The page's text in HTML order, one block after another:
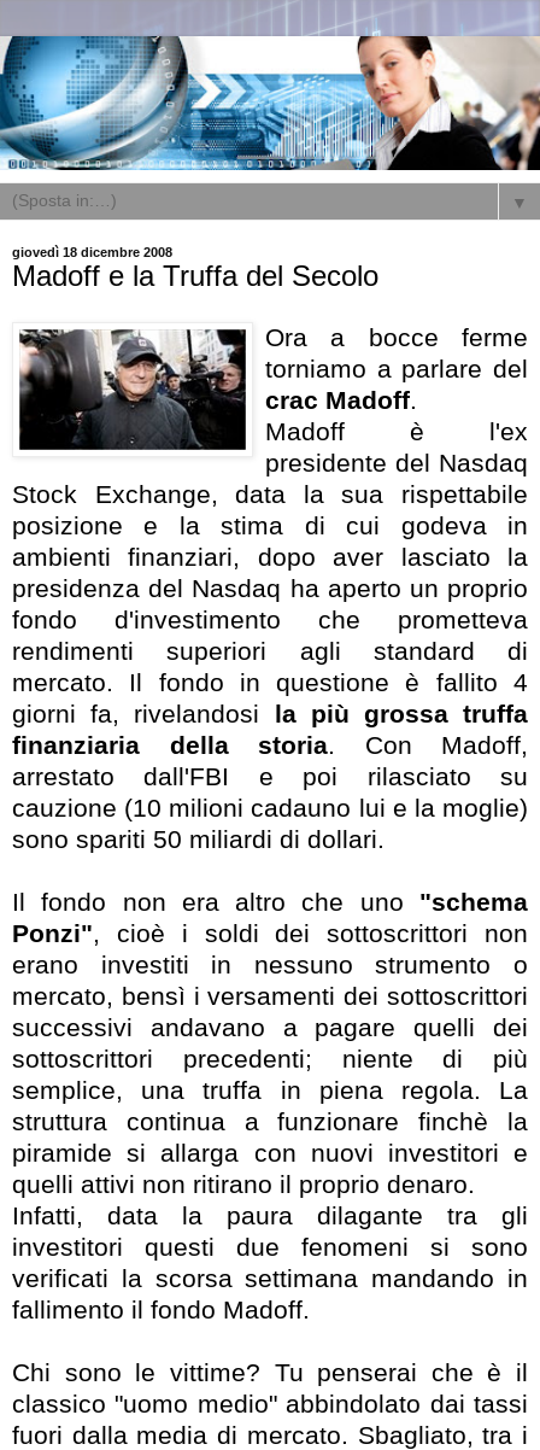
▼
giovedì 18 dicembre 2008
Madoff e la Truffa del Secolo
Ora a bocce ferme
torniamo a parlare del
crac Madoff.
Madoff è l'ex
presidente del Nasdaq
Stock Exchange, data la sua rispettabile
posizione e la stima di cui godeva in
ambienti finanziari, dopo aver lasciato la
presidenza del Nasdaq ha aperto un proprio
fondo d'investimento che prometteva
rendimenti superiori agli standard di
mercato. Il fondo in questione è fallito 4
giorni fa, rivelandosi la più grossa truffa
finanziaria della storia. Con Madoff,
arrestato dall'FBI e poi rilasciato su
cauzione (10 milioni cadauno lui e la moglie)
sono spariti 50 miliardi di dollari.
Il fondo non era altro che uno "schema
Ponzi", cioè i soldi dei sottoscrittori non
erano investiti in nessuno strumento o
mercato, bensì i versamenti dei sottoscrittori
successivi andavano a pagare quelli dei
sottoscrittori precedenti; niente di più
semplice, una truffa in piena regola. La
struttura continua a funzionare finchè la
piramide si allarga con nuovi investitori e
quelli attivi non ritirano il proprio denaro.
Infatti, data la paura dilagante tra gli
investitori questi due fenomeni si sono
verificati la scorsa settimana mandando in
fallimento il fondo Madoff.
Chi sono le vittime? Tu penserai che è il
classico "uomo medio" abbindolato dai tassi
fuori dalla media di mercato. Sbagliato, tra i